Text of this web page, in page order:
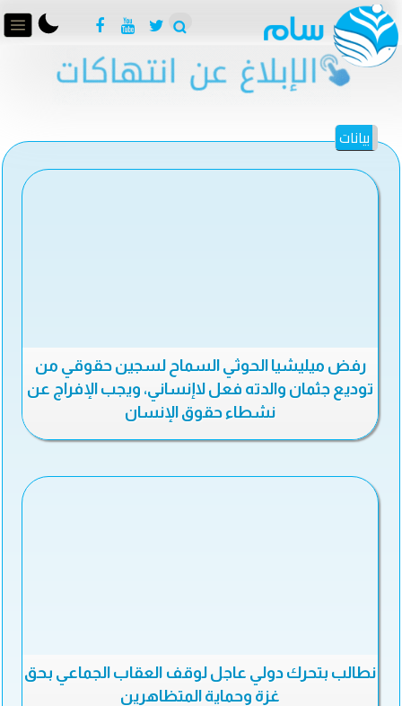
بيانات
رفض ميليشيا الحوثي السماح لسجين حقوقي من
توديع جثمان والدته فعل لاإنساني، ويجب الإفراج عن
نشطاء حقوق الإنسان
نطالب بتحرك دولي عاجل لوقف العقاب الجماعي بحق
غزة وحماية المتظاهرين